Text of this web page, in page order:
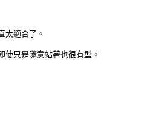
太適合了。
使只是隨意站著也很有型。